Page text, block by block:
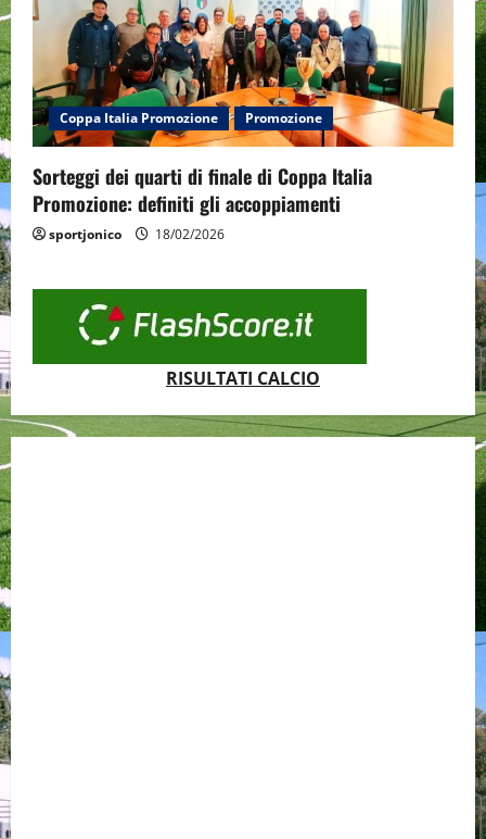
Coppa Italia Promozione Promozione
Sorteggi dei quarti di finale di Coppa Italia
Promozione: definiti gli accoppiamenti
sportjonico 18/02/2026
RISULTATI CALCIO